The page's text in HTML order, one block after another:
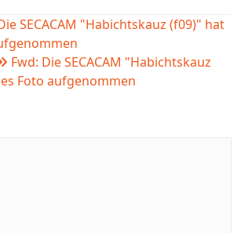
SECACAM "Habichtskauz (f09)" hat
Fwd: Die SECACAM "Habichtskauz
Foto aufgenommen